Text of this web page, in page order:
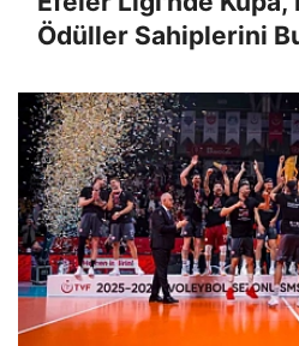
Ödüller Sahiplerini